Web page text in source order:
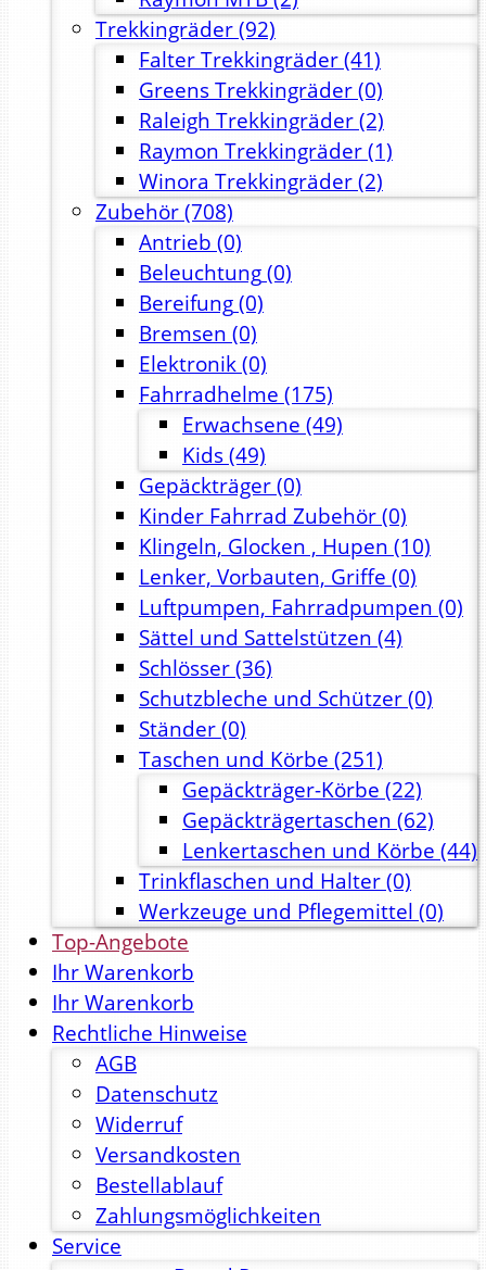
Trekkingräder(92)
Falter Trekkingräder(41)
Greens Trekkingräder(0)
Raleigh Trekkingräder(2)
Raymon Trekkingräder(1)
Winora Trekkingräder(2)
Zubehör(708)
Antrieb (0)
Beleuchtung(0)
Bereifung(0)
Bremsen (0)
Elektronik(0)
Fahrradhelme (175)
Erwachsene (49)
Kids(49)
Gepäckträger(0)
Kinder Fahrrad Zubehör(0)
Klingeln, Glocken , Hupen (10)
Lenker, Vorbauten, Griffe (0)
Luftpumpen, Fahrradpumpen (0)
Sättel und Sattelstützen (4)
Schlösser(36)
Schutzbleche und Schützer(0)
Ständer(0)
Taschen und Körbe (251)
Gepäckträger-Körbe (22)
Gepäckträgertaschen (62)
Lenkertaschen und Körbe (44)
Trinkflaschen und Halter(0)
Werkzeuge und Pflegemittel (0)
Top-Angebote
Ihr Warenkorb
Ihr Warenkorb
Rechtliche Hinweise
AGB
Datenschutz
Widerruf
Versandkosten
Bestellablauf
Zahlungsmöglichkeiten
Service